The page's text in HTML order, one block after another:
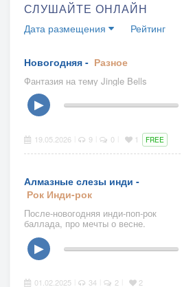
СЛУШАЙТЕ ОНЛАЙН
Дата размещения Рейтинг
Новогодняя - Разное
Фантазия на тему Jingle Bells
▶
19.05.2026 9 0 1 FREE
Алмазные слезы инди -
Рок Инди-рок
После-новогодняя инди-поп-рок
баллада, про мечты о весне.
Музыка, слова и исполнение - Павел
Мавлиев.Описание:Жанр: инди-рок/
инди-поп Февраль 2025 год Музыка,
слова, аранжировка, вокал, бэк-
▶
01.02.2025 34 2 2